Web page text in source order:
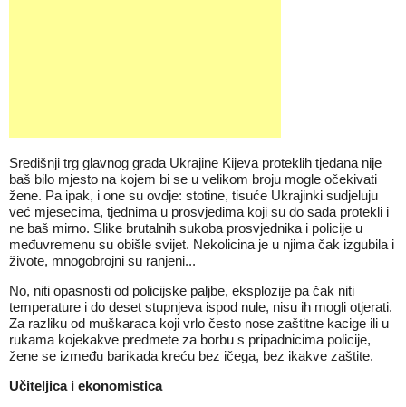
Središnji trg glavnog grada Ukrajine Kijeva proteklih tjedana nije
baš bilo mjesto na kojem bi se u velikom broju mogle očekivati
žene. Pa ipak, i one su ovdje: stotine, tisuće Ukrajinki sudjeluju
već mjesecima, tjednima u prosvjedima koji su do sada protekli i
ne baš mirno. Slike brutalnih sukoba prosvjednika i policije u
međuvremenu su obišle svijet. Nekolicina je u njima čak izgubila i
živote, mnogobrojni su ranjeni...
No, niti opasnosti od policijske paljbe, eksplozije pa čak niti
temperature i do deset stupnjeva ispod nule, nisu ih mogli otjerati.
Za razliku od muškaraca koji vrlo često nose zaštitne kacige ili u
rukama kojekakve predmete za borbu s pripadnicima policije,
žene se između barikada kreću bez ičega, bez ikakve zaštite.
Učiteljica i ekonomistica